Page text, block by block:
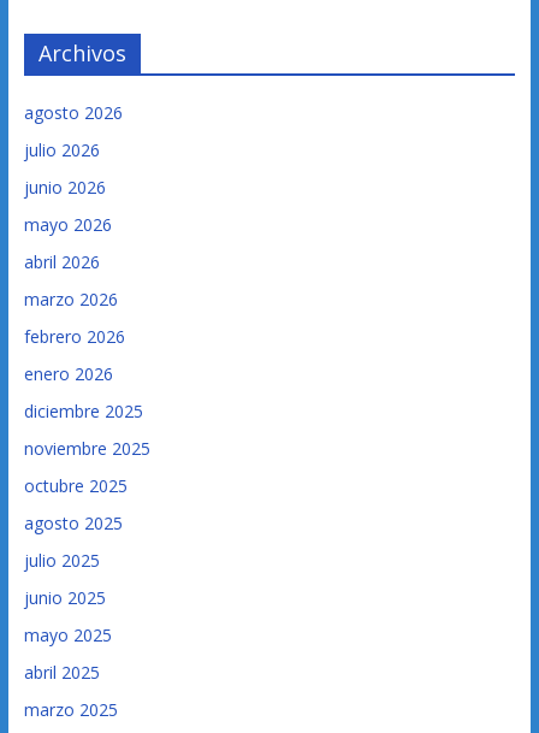
Archivos
agosto 2026
julio 2026
junio 2026
mayo 2026
abril 2026
marzo 2026
febrero 2026
enero 2026
diciembre 2025
noviembre 2025
octubre 2025
agosto 2025
julio 2025
junio 2025
mayo 2025
abril 2025
marzo 2025